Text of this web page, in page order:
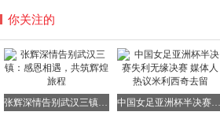
金施肥期。一旦延误，后期即便进行
的农时铁律，既不会被联合国安理
G7峰会公报延缓。麦穗抽穗的时间
土的安排，而非政治日程的摆布。
你关注的
张辉深情告别武汉三镇：感恩相遇，共筑辉煌旅程 中国女足亚洲杯半决赛失利无缘决赛 媒体人热议米利西奇去留